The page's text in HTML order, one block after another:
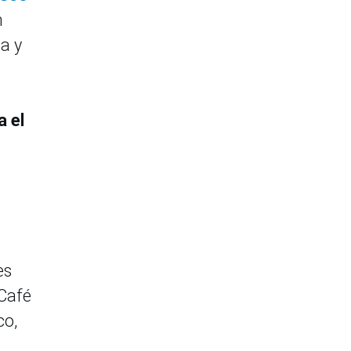
y
el